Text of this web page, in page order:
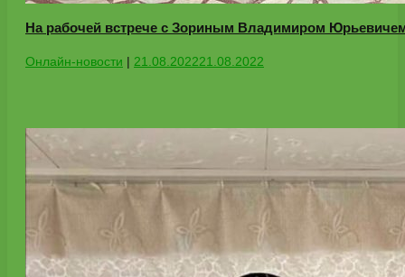
На рабочей встрече с Зориным Владимиром
Онлайн-новости | 21.08.202221.08.2022